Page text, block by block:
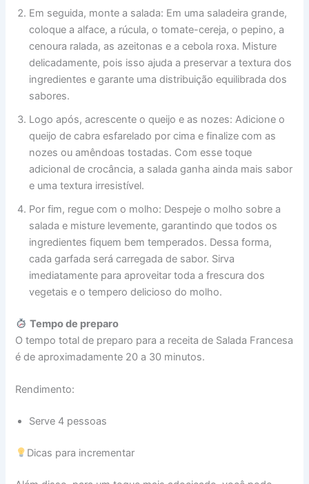
Em seguida, monte a salada: Em uma saladeira grande,
coloque a alface, a rúcula, o tomate-cereja, o pepino, a
cenoura ralada, as azeitonas e a cebola roxa. Misture
delicadamente, pois isso ajuda a preservar a textura dos
ingredientes e garante uma distribuição equilibrada dos
sabores.
Logo após, acrescente o queijo e as nozes: Adicione o
queijo de cabra esfarelado por cima e finalize com as
nozes ou amêndoas tostadas. Com esse toque
adicional de crocância, a salada ganha ainda mais sabor
e uma textura irresistível.
Por fim, regue com o molho: Despeje o molho sobre a
salada e misture levemente, garantindo que todos os
ingredientes fiquem bem temperados. Dessa forma,
cada garfada será carregada de sabor. Sirva
imediatamente para aproveitar toda a frescura dos
vegetais e o tempero delicioso do molho.
Tempo de preparo
O tempo total de preparo para a receita de Salada Francesa
é de aproximadamente 20 a 30 minutos.
Rendimento:
Serve 4 pessoas
Dicas para incrementar